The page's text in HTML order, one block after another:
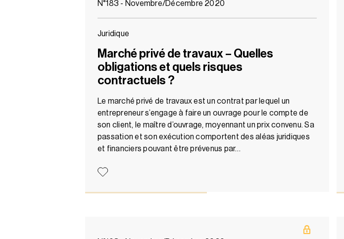
N°183 - Novembre/Décembre 2020
Juridique
Marché privé de travaux – Quelles
obligations et quels risques
contractuels ?
Le marché privé de travaux est un contrat par lequel un
entrepreneur s’engage à faire un ouvrage pour le compte de
son client, le maître d’ouvrage, moyennant un prix convenu. Sa
passation et son exécution comportent des aléas juridiques
et financiers pouvant être prévenus par…